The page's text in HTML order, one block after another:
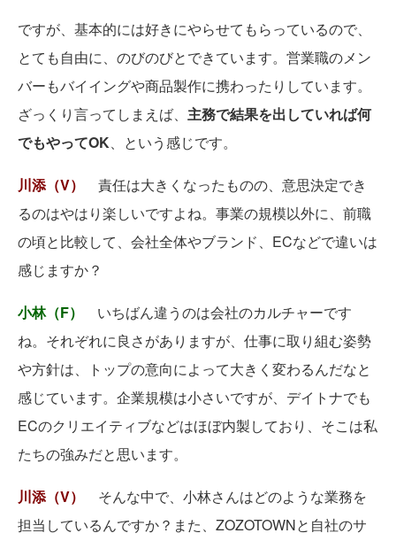
ですが、基本的には好きにやらせてもらっているので、
とても自由に、のびのびとできています。営業職のメン
バーもバイイングや商品製作に携わったりしています。
ざっくり言ってしまえば、 主務で結果を出していれば何
でもやってOK、という感じです。
川添 （V）
責任は大きくなったものの、意思決定でき
るのはやはり楽しいですよね。事業の規模以外に、前職
の頃と比較して、会社全体やブランド、ECなどで違いは
感じますか？
小林（F）
いちばん違うのは会社のカルチャーです
ね。それぞれに良さがありますが、仕事に取り組む姿勢
や方針は、トップの意向によって大きく変わるんだなと
感じています。企業規模は小さいですが、デイトナでも
ECのクリエイティブなどはほぼ内製しており、そこは私
たちの強みだと思います。
川添 （V）
そんな中で、小林さんはどのような業務を
担当しているんですか？また、ZOZOTOWNと自社のサ